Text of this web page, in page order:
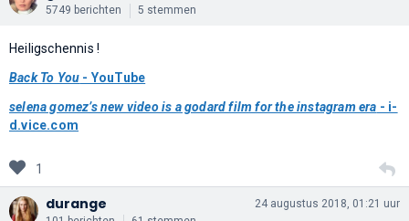
5749 berichten 5 stemmen
Heiligschennis !
Back To You - YouTube
selena gomez’s new video is a godard film for the instagram era - i-
d.vice.com
1
durange 24 augustus 2018, 01:21 uur